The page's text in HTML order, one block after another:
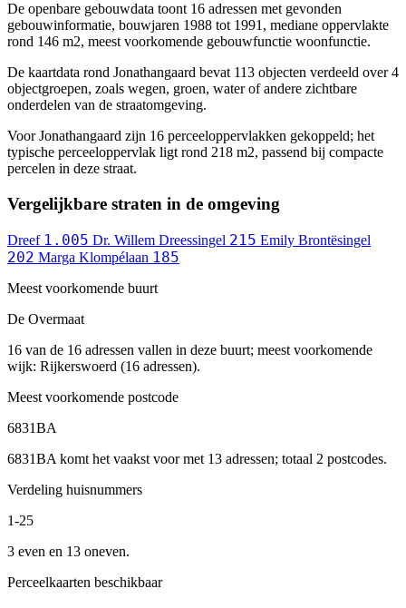
De openbare gebouwdata toont 16 adressen met gevonden
gebouwinformatie, bouwjaren 1988 tot 1991, mediane oppervlakte
rond 146 m2, meest voorkomende gebouwfunctie woonfunctie.
De kaartdata rond Jonathangaard bevat 113 objecten verdeeld over 4
objectgroepen, zoals wegen, groen, water of andere zichtbare
onderdelen van de straatomgeving.
Voor Jonathangaard zijn 16 perceeloppervlakken gekoppeld; het
typische perceeloppervlak ligt rond 218 m2, passend bij compacte
percelen in deze straat.
Vergelijkbare straten in de omgeving
Dreef 1.005 Dr. Willem Dreessingel 215 Emily Brontësingel
202 Marga Klompélaan 185
Meest voorkomende buurt
De Overmaat
16 van de 16 adressen vallen in deze buurt; meest voorkomende
wijk: Rijkerswoerd (16 adressen).
Meest voorkomende postcode
6831BA
6831BA komt het vaakst voor met 13 adressen; totaal 2 postcodes.
Verdeling huisnummers
1-25
3 even en 13 oneven.
Perceelkaarten beschikbaar